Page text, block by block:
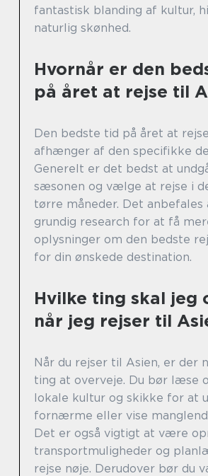
fantastisk blanding af kultur,
naturlig skønhed.
Hvornår er den
på året at rejse til
Den bedste tid på året at
afhænger af den specifikke
Generelt er det bedst at
sæsonen og vælge at rejse i
tørre måneder. Det anbefales
grundig research for at få
oplysninger om den bedste
for din ønskede destination.
Hvilke ting skal jeg
når jeg rejser til
Når du rejser til Asien, er der
ting at overveje. Du bør læse
lokale kultur og skikke for at
fornærme eller vise
Det er også vigtigt at være
transportmuligheder og
rejse nøje. Derudover bør du